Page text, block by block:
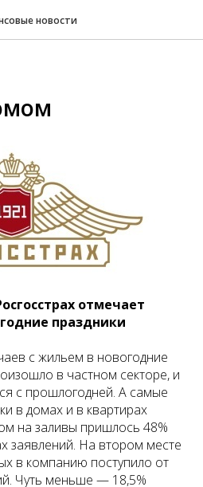
новости
отмечает
праздники
с жильем в новогодние
в частном секторе, и
с прошлогодней. А самые
в домах и в квартирах
на заливы пришлось 48%
заявлений. На втором месте
в компанию поступило от
Чуть меньше — 18,5%